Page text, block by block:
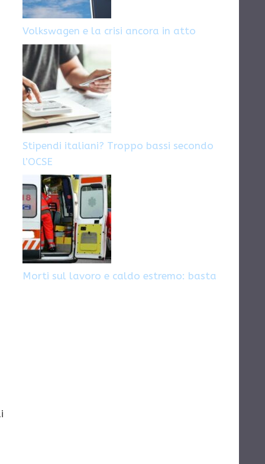
Volkswagen e la crisi ancora in atto
Stipendi italiani? Troppo bassi secondo
l’OCSE
Morti sul lavoro e caldo estremo: basta